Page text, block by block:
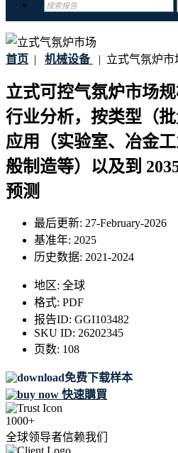
首页 | 机械设备 | 立式气氛炉市
立式可控气氛炉市场
行业分析，按类型（批
应用（实验室、冶金
般制造等）以及到
预测
最后更新: 27-February-2026
基准年: 2025
历史数据: 2021-2024
地区: 全球
格式: PDF
报告ID: GGI103482
SKU ID: 26202345
页数: 108
免费下载样本
快速購買
1000+
全球领导者信赖我们